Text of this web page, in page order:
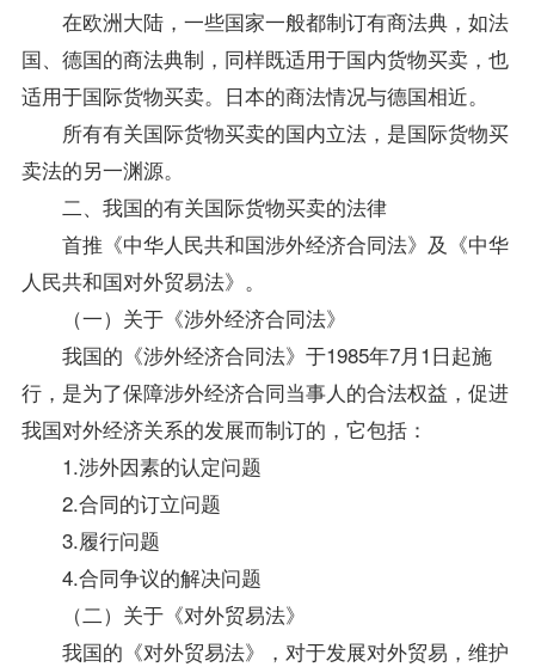
在欧洲大陆，一些国家一般都制订有商法典，如法
国、德国的商法典制，同样既适用于国内货物买卖，也
适用于国际货物买卖。日本的商法情况与德国相近。
所有有关国际货物买卖的国内立法，是国际货物买
卖法的另一渊源。
二、我国的有关国际货物买卖的法律
首推《中华人民共和国涉外经济合同法》及《中华
人民共和国对外贸易法》。
（一）关于《涉外经济合同法》
我国的《涉外经济合同法》于1985年7月1日起施
行，是为了保障涉外经济合同当事人的合法权益，促进
我国对外经济关系的发展而制订的，它包括：
1.涉外因素的认定问题
2.合同的订立问题
3.履行问题
4.合同争议的解决问题
（二）关于《对外贸易法》
我国的《对外贸易法》，对于发展对外贸易，维护